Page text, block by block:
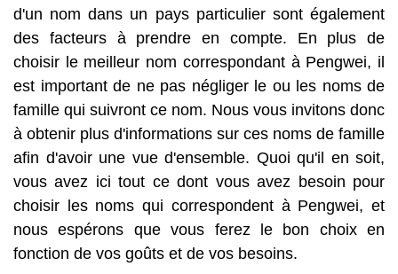
d'un nom dans un pays particulier sont également
des facteurs à prendre en compte. En plus de
choisir le meilleur nom correspondant à Pengwei, il
est important de ne pas négliger le ou les noms de
famille qui suivront ce nom. Nous vous invitons donc
à obtenir plus d'informations sur ces noms de famille
afin d'avoir une vue d'ensemble. Quoi qu'il en soit,
vous avez ici tout ce dont vous avez besoin pour
choisir les noms qui correspondent à Pengwei, et
nous espérons que vous ferez le bon choix en
fonction de vos goûts et de vos besoins.